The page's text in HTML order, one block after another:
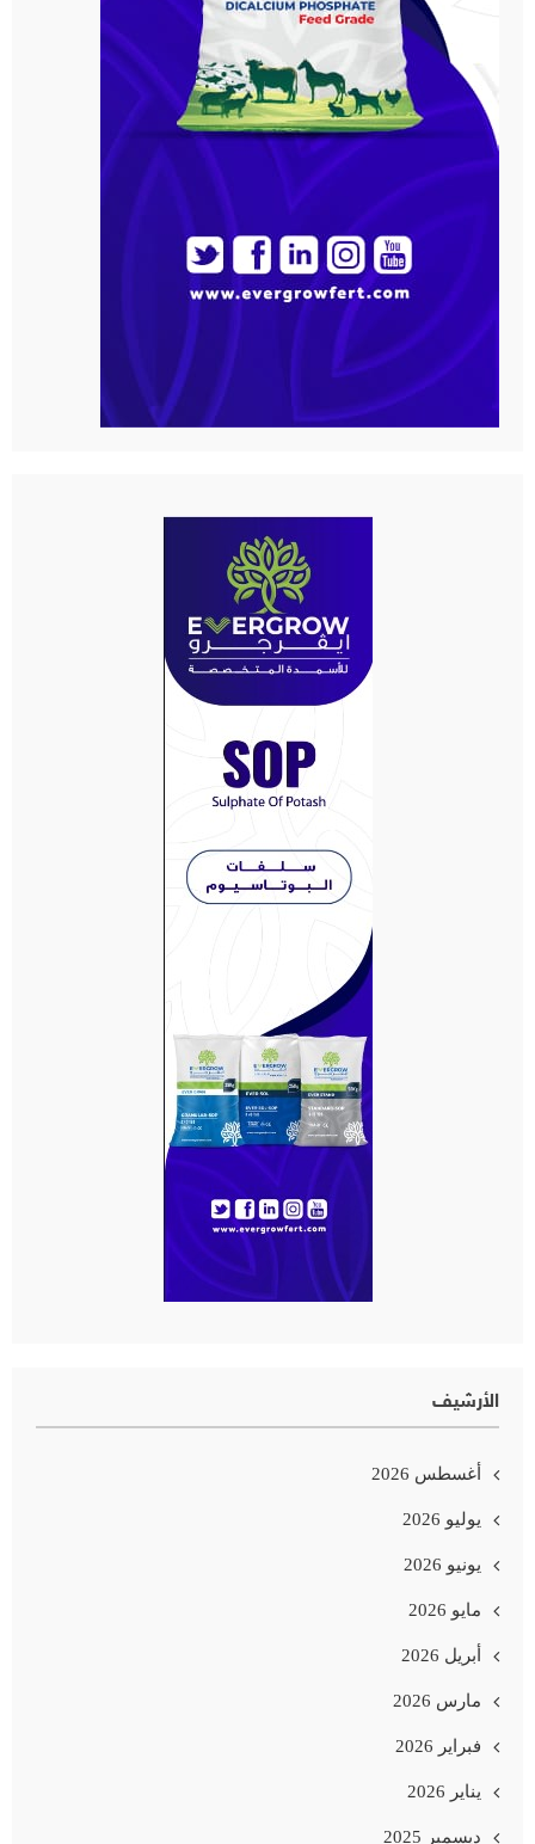
الأرشيف
أغسطس 2026
يوليو 2026
يونيو 2026
مايو 2026
أبريل 2026
مارس 2026
فبراير 2026
يناير 2026
ديسمبر 2025